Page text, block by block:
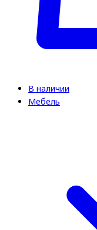
В наличии
Мебель